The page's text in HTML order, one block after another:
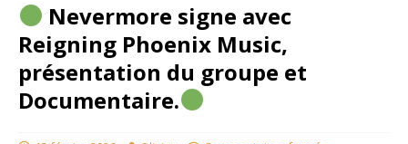
Nevermore signe avec
Reigning Phoenix Music,
présentation du groupe et
Documentaire.